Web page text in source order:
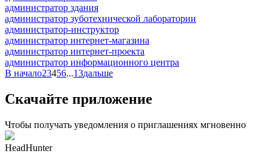
администратор здания
администратор зуботехнической лаборатории
администратор-инструктор
администратор интернет-магазина
администратор интернет-проекта
администратор информационного центра
В начало23456...13дальше
Скачайте приложение
Чтобы получать уведомления о приглашениях мгновенно
HeadHunter